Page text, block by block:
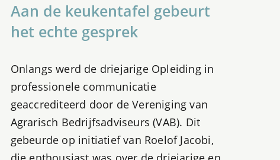
Aan de keukentafel gebeurt
het echte gesprek
Onlangs werd de driejarige Opleiding in
professionele communicatie
geaccrediteerd door de Vereniging van
Agrarisch Bedrijfsadviseurs (VAB). Dit
gebeurde op initiatief van Roelof Jacobi,